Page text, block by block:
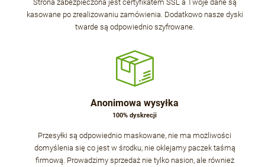
Strona zabezpieczona jest certyfikatem SSL a Twoje dane są
kasowane po zrealizowaniu zamówienia. Dodatkowo nasze dyski
twarde są odpowiednio szyfrowane.
Anonimowa wysyłka
100% dyskrecji
Przesyłki są odpowiednio maskowane, nie ma możliwości
domyślenia się co jest w środku, nie oklejamy paczek taśmą
firmową. Prowadzimy sprzedaż nie tylko nasion, ale również